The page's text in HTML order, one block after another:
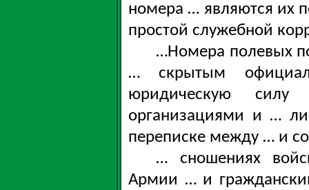
номера … являются их
простой служебной
…Номера полевых
… скрытым
юридическую
организациями и …
переписке между … и
… сношениях
Армии … и